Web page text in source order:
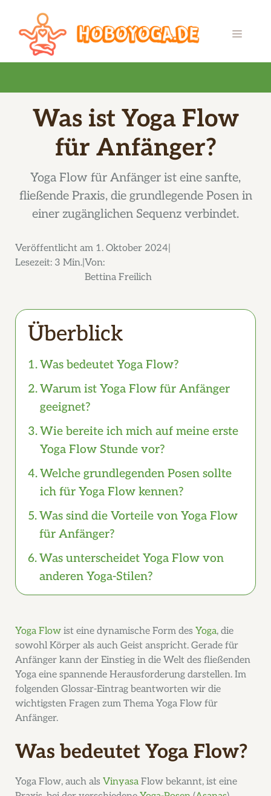
springen
MENÜ
Was ist Yoga Flow
für Anfänger?
Yoga Flow für Anfänger ist eine sanfte,
fließende Praxis, die grundlegende Posen in
einer zugänglichen Sequenz verbindet.
Veröffentlicht am 1. Oktober 2024
Lesezeit: 3 Min. Von:
Bettina Freilich
Überblick
Was bedeutet Yoga Flow?
Warum ist Yoga Flow für Anfänger
geeignet?
Wie bereite ich mich auf meine erste
Yoga Flow Stunde vor?
Welche grundlegenden Posen sollte
ich für Yoga Flow kennen?
Was sind die Vorteile von Yoga Flow
für Anfänger?
Was unterscheidet Yoga Flow von
anderen Yoga-Stilen?
Yoga Flow ist eine dynamische Form des Yoga, die
sowohl Körper als auch Geist anspricht. Gerade für
Anfänger kann der Einstieg in die Welt des fließenden
Yoga eine spannende Herausforderung darstellen. Im
folgenden Glossar-Eintrag beantworten wir die
wichtigsten Fragen zum Thema Yoga Flow für
Anfänger.
Was bedeutet Yoga Flow?
Yoga Flow, auch als Vinyasa Flow bekannt, ist eine